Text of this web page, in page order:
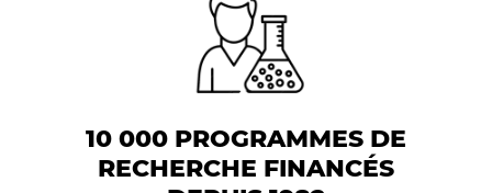
10 000 PROGRAMMES DE
RECHERCHE FINANCÉS